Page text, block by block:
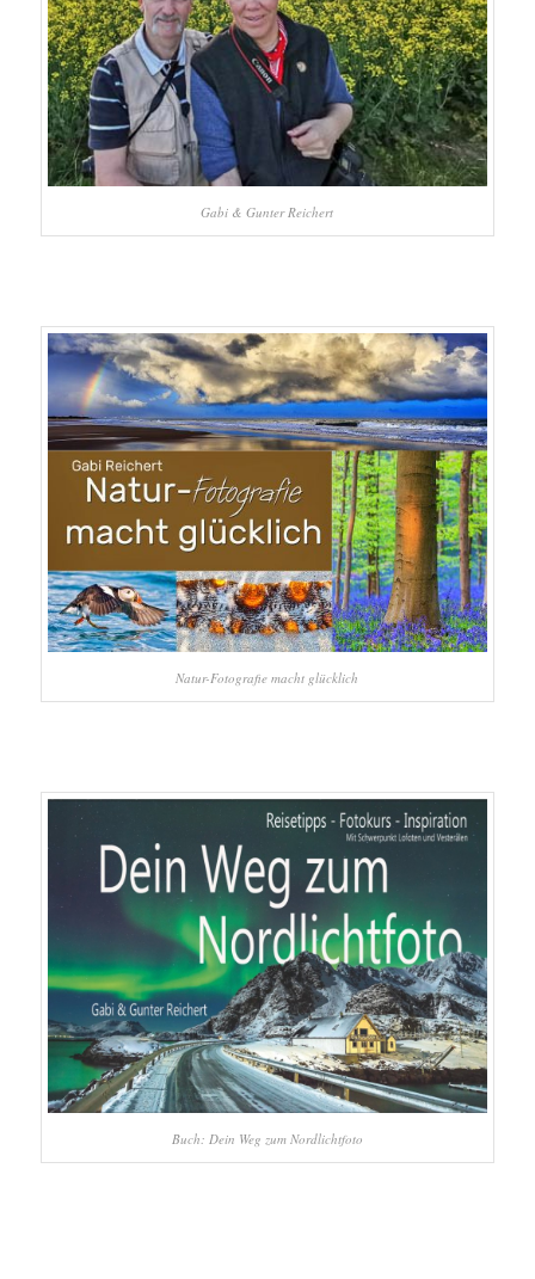
Gabi & Gunter Reichert
Natur-Fotografie macht glücklich
Buch: Dein Weg zum Nordlichtfoto